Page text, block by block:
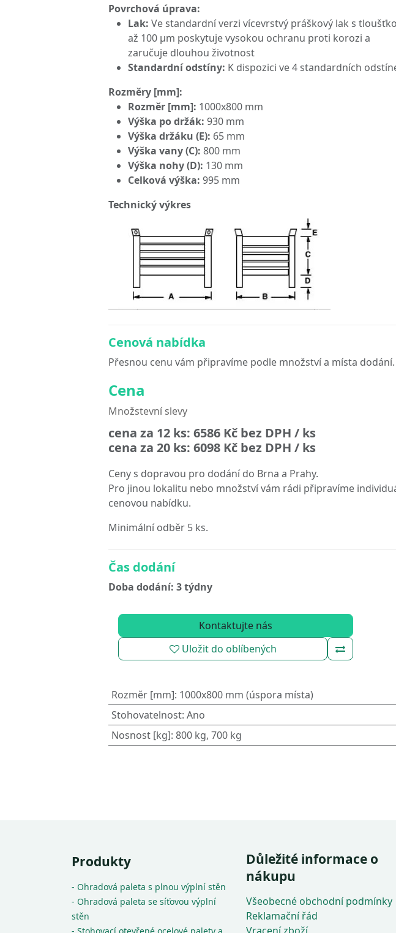
Povrchová úprava:
Lak: Ve standardní verzi vícevrstvý práškový lak s
až 100 μm poskytuje vysokou ochranu proti korozi a
zaručuje dlouhou životnost
Standardní odstíny: K dispozici ve 4 standardních
Rozměry [mm]:
Rozměr [mm]: 1000x800 mm
Výška po držák: 930 mm
Výška držáku (E): 65 mm
Výška vany (C): 800 mm
Výška nohy (D): 130 mm
Celková výška: 995 mm
Technický výkres
Cenová nabídka
Přesnou cenu vám připravíme podle množství a místa dodání.
Cena
Množstevní slevy
cena za 12 ks: 6586 Kč bez DPH / ks
cena za 20 ks: 6098 Kč bez DPH / ks
Ceny s dopravou pro dodání do Brna a Prahy.
Pro jinou lokalitu nebo množství vám rádi připravíme
cenovou nabídku.
Minimální odběr 5 ks.
Čas dodání
Doba dodání: 3 týdny
Kontaktujte nás
Uložit do oblíbených
Rozměr [mm]: 1000x800 mm (úspora místa)
Stohovatelnost: Ano
Nosnost [kg]: 800 kg, 700 kg
Produkty
- Ohradová paleta s plnou výplní stěn
- Ohradová paleta se síťovou výplní
stěn
Důležité informace o
nákupu
Všeobecné obchodní podmínky
Reklamační řád